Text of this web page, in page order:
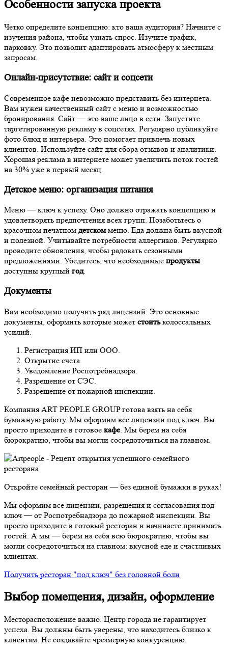
Особенности запуска проекта
Четко определите концепцию: кто ваша аудитория? Начните с
изучения района, чтобы узнать спрос. Изучите трафик,
парковку. Это позволит адаптировать атмосферу к местным
запросам.
Онлайн-присутствие: сайт и соцсети
Современное кафе невозможно представить без интернета.
Вам нужен качественный сайт с меню и возможностью
бронирования. Сайт— это ваше лицо в сети. Запустите
таргетированную рекламу в соцсетях. Регулярно публикуйте
фото блюд и интерьера. Это помогает привлечь новых
клиентов. Используйте сайт для сбора отзывов и аналитики.
Хорошая реклама в интернете может увеличить поток гостей
на 30% уже в первый месяц.
Детское меню: организация питания
Меню — ключ к успеху. Оно должно отражать концепцию и
удовлетворять предпочтения всех групп. Позаботьтесь о
красочном печатном детскомменю. Еда должна быть вкусной
и полезной. Учитывайте потребности аллергиков. Регулярно
проводите обновления, чтобы радовать сезонными
предложениями. Убедитесь, что необходимые продукты
доступны круглый год.
Документы
Вам необходимо получить ряд лицензий. Это основные
документы, оформить которые может стоитьколоссальных
усилий.
Регистрация ИП или ООО.
Открытие счета.
Уведомление Роспотребнадзора.
Разрешение от СЭС.
Разрешение от пожарной инспекции.
Компания ART PEOPLE GROUP готова взять на себя
бумажную работу. Мы оформим все лицензии под ключ. Вы
просто приходите в готовое кафе. Мы берем на себя
бюрократию, чтобы вы могли сосредоточиться на главном.
Откройте семейный ресторан — без единой бумажки в руках!
Мы оформим все лицензии, разрешения и согласования под
ключ — от Роспотребнадзора до пожарной инспекции. Вы
просто приходите в готовый ресторан и начинаете принимать
гостей. А мы — берём на себя всю бюрократию, чтобы вы
могли сосредоточиться на главном: вкусной еде и счастливых
клиентах.
Получить ресторан "под ключ" без головной боли
Выбор помещения, дизайн, оформление
Месторасположение важно. Центр города не гарантирует
успеха. Вы должны быть уверены, что находитесь близко к
клиентам. Не создавайте чрезмерную конкуренцию.